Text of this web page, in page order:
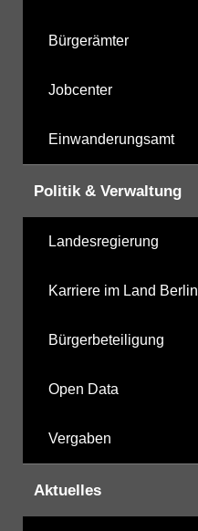
Bürgerämter
Jobcenter
Einwanderungsamt
Politik & Verwaltung
Landesregierung
Karriere im Land Berlin
Bürgerbeteiligung
Open Data
Vergaben
Aktuelles